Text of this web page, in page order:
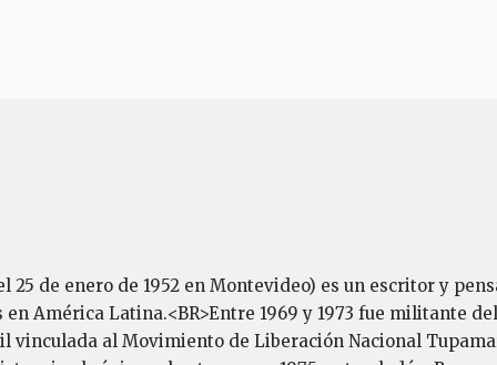
25 de enero de 1952 en Montevideo) es un escritor y
América Latina.<BR>Entre 1969 y 1973 fue militante
vinculada al Movimiento de Liberación Nacional